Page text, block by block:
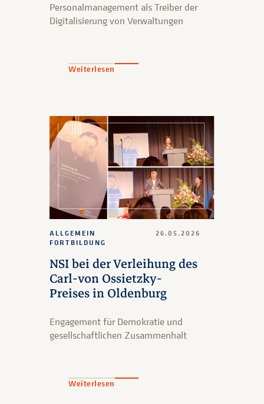
Personalmanagement als Treiber der
Digitalisierung von Verwaltungen
Weiterlesen
NSI bei der Verleihung des
Carl-von Ossietzky-
Preises in Oldenburg
ALLGEMEIN
FORTBILDUNG
26.05.2026
Engagement für Demokratie und
gesellschaftlichen Zusammenhalt
Weiterlesen